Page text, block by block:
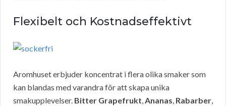
Flexibelt och Kostnadseffektivt
Aromhuset erbjuder koncentrat i flera olika smaker som
kan blandas med varandra för att skapa unika
smakupplevelser. Bitter Grapefrukt,Ananas, Rabarber,